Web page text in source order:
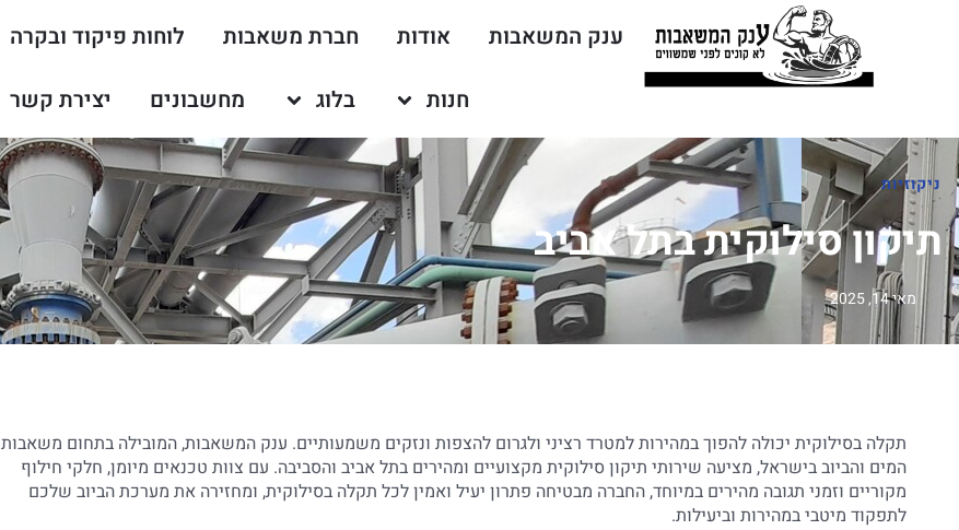
ענק המשאבות אודות חברת משאבות לוחות פיקוד ובקרה
חנות
בלוג מחשבונים יצירת קשר
ניקוזיות
תיקון סילוקית בתל אביב
מאי 14, 2025
תקלה בסילוקית יכולה להפוך במהירות למטרד רציני ולגרום להצפות ונזקים משמעותיים. ענק המשאבות, המובילה בתחום משאבות
המים והביוב בישראל, מציעה שירותי תיקון סילוקית מקצועיים ומהירים בתל אביב והסביבה. עם צוות טכנאים מיומן, חלקי חילוף
מקוריים וזמני תגובה מהירים במיוחד, החברה מבטיחה פתרון יעיל ואמין לכל תקלה בסילוקית, ומחזירה את מערכת הביוב שלכם
לתפקוד מיטבי במהירות וביעילות.